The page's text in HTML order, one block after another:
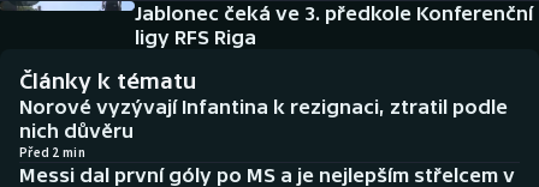
Baseball a softbal
Basketbal
Biatlon
Historické návraty
Aplikace ČT sport
Jablonec čeká ve 3. předkole Konferenční
ligy RFS Riga
Články k tématu
Norové vyzývají Infantina k rezignaci, ztratil podle
nich důvěru
Před 2 min
Messi dal první góly po MS a je nejlepším střelcem v